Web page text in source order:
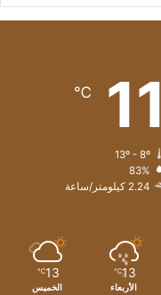
11
℃
13º - 8º
83%
2.24 كيلومتر/ساعة
13
℃
الأربعاء
13
℃
الخميس